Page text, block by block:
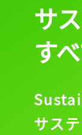
サ
す
サス